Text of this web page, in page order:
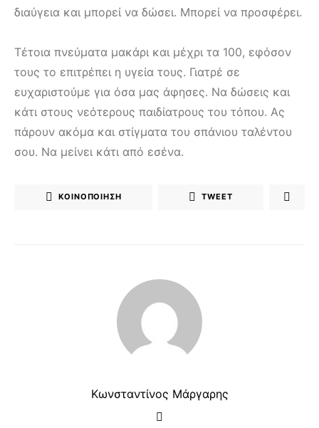
διαύγεια και μπορεί να δώσει. Μπορεί να προσφέρει.
Τέτοια πνεύματα μακάρι και μέχρι τα 100, εφόσον
τους το επιτρέπει η υγεία τους. Γιατρέ σε
ευχαριστούμε για όσα μας άφησες. Να δώσεις και
κάτι στους νεότερους παιδίατρους του τόπου. Ας
πάρουν ακόμα και στίγματα του σπάνιου ταλέντου
σου. Να μείνει κάτι από εσένα.
ΚΟΙΝΟΠΟΊΗΣΗ TWEET
Κωνσταντίνος Μάργαρης